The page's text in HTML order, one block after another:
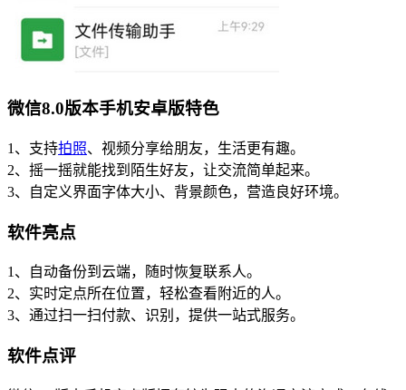
微信8.0版本手机安卓版特色
1、支持拍照、视频分享给朋友，生活更有趣。
2、摇一摇就能找到陌生好友，让交流简单起来。
3、自定义界面字体大小、背景颜色，营造良好环境。
软件亮点
1、自动备份到云端，随时恢复联系人。
2、实时定点所在位置，轻松查看附近的人。
3、通过扫一扫付款、识别，提供一站式服务。
软件点评